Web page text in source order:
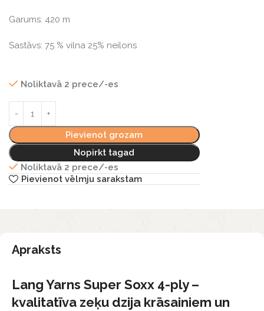
Garums: 420 m
Sastāvs: 75 % vilna 25% neilons
Noliktavā 2 prece/-es
Pievienot grozam
Nopirkt tagad
Noliktavā 2 prece/-es
Pievienot vēlmju sarakstam
Apraksts
Lang Yarns Super Soxx 4-ply –
kvalitatīva zeķu dzija krāsainiem un